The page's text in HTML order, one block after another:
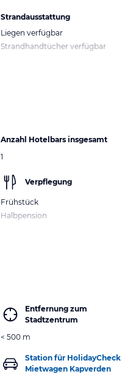
Strandausstattung
Liegen verfügbar
Strandhandtücher verfügbar
Anzahl Hotelbars insgesamt
1
Verpflegung
Frühstück
Halbpension
Entfernung zum
Stadtzentrum
< 500 m
Station für HolidayCheck
Mietwagen Kapverden